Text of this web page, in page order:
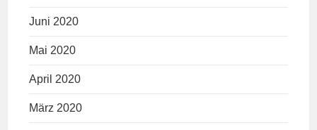
Juni 2020
Mai 2020
April 2020
März 2020